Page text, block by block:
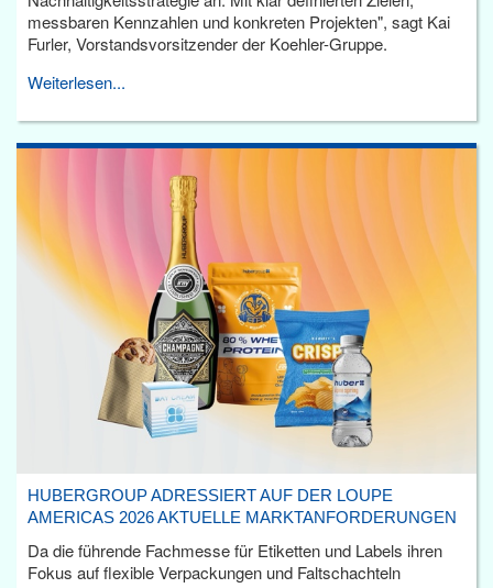
messbaren Kennzahlen und konkreten Projekten", sagt Kai
Furler, Vorstandsvorsitzender der Koehler-Gruppe.
Weiterlesen...
HUBERGROUP ADRESSIERT AUF DER LOUPE
AMERICAS 2026 AKTUELLE MARKTANFORDERUNGEN
Da die führende Fachmesse für Etiketten und Labels ihren
Fokus auf flexible Verpackungen und Faltschachteln